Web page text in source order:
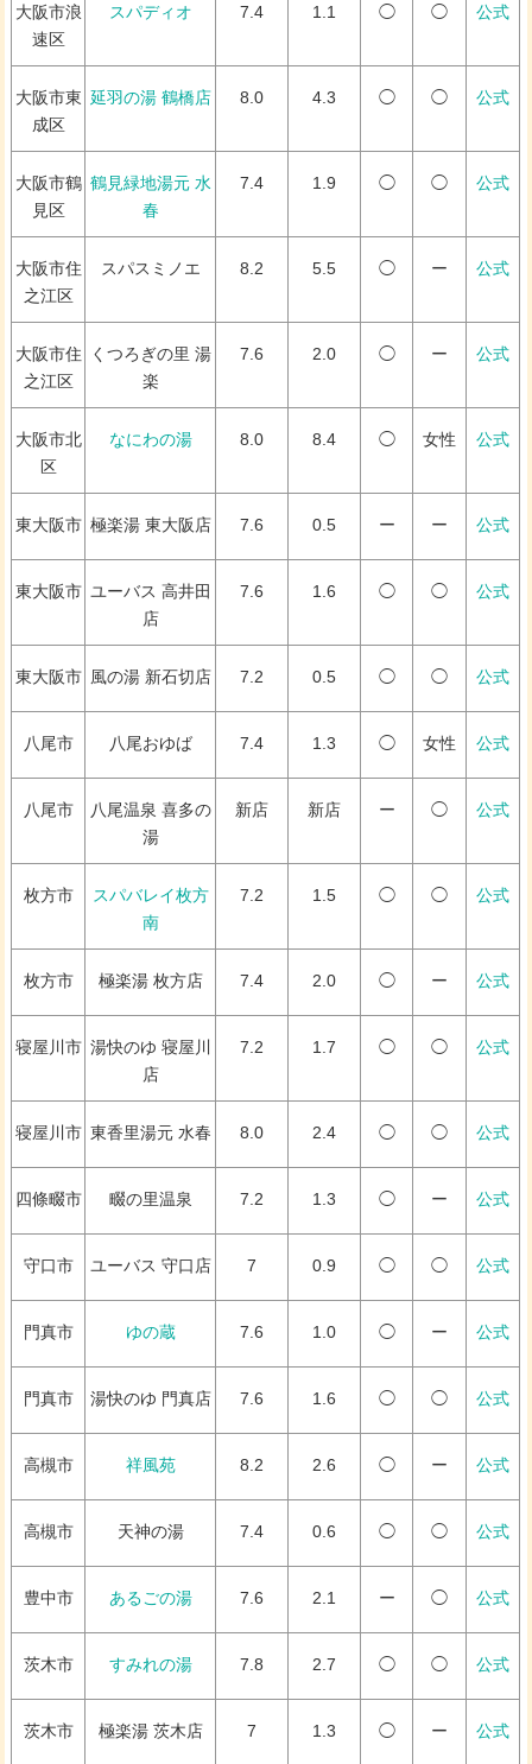
大阪市浪
速区
スパディオ 7.4 1.1 ◯ ◯ 公式
大阪市東
成区
延羽の湯 鶴橋店 8.0 4.3 ◯ ◯ 公式
大阪市鶴
見区
鶴見緑地湯元 水
春
7.4 1.9 ◯ ◯ 公式
大阪市住
之江区
スパスミノエ 8.2 5.5 ◯ ー 公式
大阪市住
之江区
くつろぎの里 湯
楽
7.6 2.0 ◯ ー 公式
大阪市北
区
なにわの湯 8.0 8.4 ◯ 女性 公式
東大阪市 極楽湯 東大阪店 7.6 0.5 ー ー 公式
東大阪市 ユーバス 高井田
店
7.6 1.6 ◯ ◯ 公式
東大阪市 風の湯 新石切店 7.2 0.5 ◯ ◯ 公式
八尾市 八尾おゆば 7.4 1.3 ◯ 女性 公式
八尾市
八尾温泉 喜多の
湯
新店 新店 ー ◯ 公式
枚方市
スパバレイ枚方
南
7.2 1.5 ◯ ◯ 公式
枚方市 極楽湯 枚方店 7.4 2.0 ◯ ー 公式
寝屋川市 湯快のゆ 寝屋川
店
7.2 1.7 ◯ ◯ 公式
寝屋川市 東香里湯元 水春 8.0 2.4 ◯ ◯ 公式
四條畷市 畷の里温泉 7.2 1.3 ◯ ー 公式
守口市 ユーバス 守口店 7 0.9 ◯ ◯ 公式
門真市 ゆの蔵 7.6 1.0 ◯ ー 公式
門真市 湯快のゆ 門真店 7.6 1.6 ◯ ◯ 公式
高槻市 祥風苑 8.2 2.6 ◯ ー 公式
高槻市 天神の湯 7.4 0.6 ◯ ◯ 公式
豊中市 あるごの湯 7.6 2.1 ー ◯ 公式
茨木市 すみれの湯 7.8 2.7 ◯ ◯ 公式
茨木市 極楽湯 茨木店 7 1.3 ◯ ー 公式